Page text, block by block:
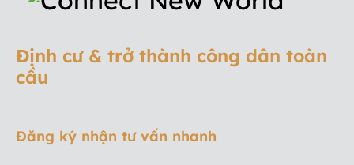
Định cư & trở thành công dân toàn
cầu
Đăng ký nhận tư vấn nhanh